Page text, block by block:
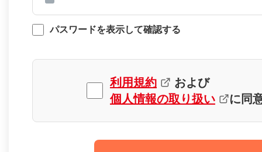
パスワードを表示して確認する
利用規約
および
個人情報の取り扱い
に同